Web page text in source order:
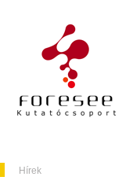
Hírek